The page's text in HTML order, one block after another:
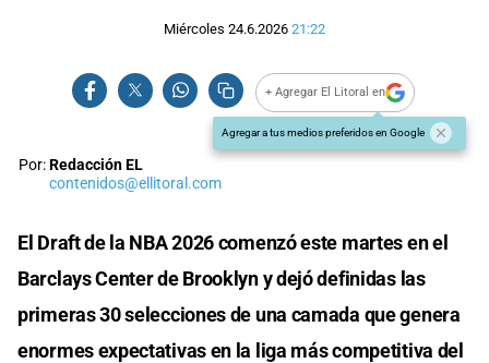
Miércoles 24.6.2026 21:22
+ Agregar El Litoral en
Agregar a tus medios preferidos en Google
Por:Redacción EL
contenidos@ellitoral.com
El Draft de la NBA 2026 comenzó este martes en el
Barclays Center de Brooklyn y dejó definidas las
primeras 30 selecciones de una camada que genera
enormes expectativas en la liga más competitiva del